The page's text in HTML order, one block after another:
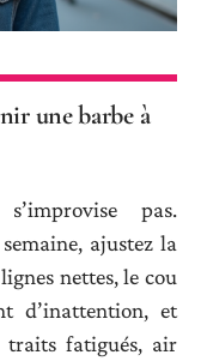
une barbe à
pas.
ajustez la
nettes, le cou
d’inattention, et
traits fatigués, air